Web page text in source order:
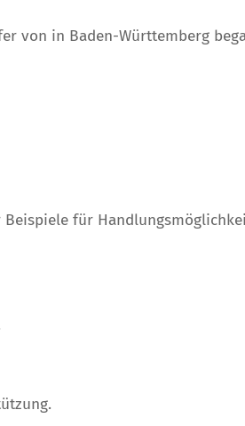
von in Baden-Württemberg
für